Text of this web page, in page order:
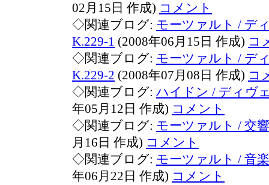
02月15日 作成) コメント
◇関連ブログ: モーツァルト / デ
K.229-1 (2008年06月15日 作成) コ
◇関連ブログ: モーツァルト / デ
K.229-2 (2008年07月08日 作成) コ
◇関連ブログ: ハイドン / ディヴ
年05月12日 作成) コメント
◇関連ブログ: モーツァルト / 交
月16日 作成) コメント
◇関連ブログ: モーツァルト / 音
年06月22日 作成) コメント